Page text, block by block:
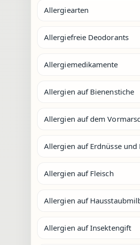
Allergiearten
Allergiefreie Deodorants
Allergiemedikamente
Allergien auf Bienenstiche
Allergien auf dem
Allergien auf Erdnüsse und
Allergien auf Fleisch
Allergien auf
Allergien auf Insektengift